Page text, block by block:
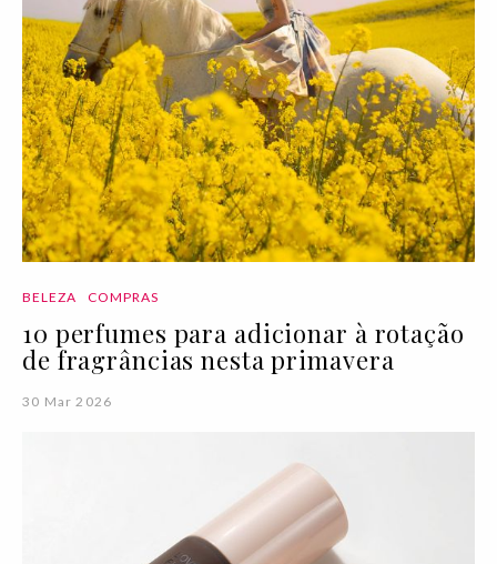
BELEZA COMPRAS
10 perfumes para adicionar à rotação
de fragrâncias nesta primavera
30 Mar 2026